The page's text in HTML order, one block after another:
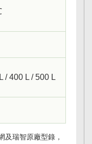
/ 400 L / 500 L
瑞智原廠型錄，